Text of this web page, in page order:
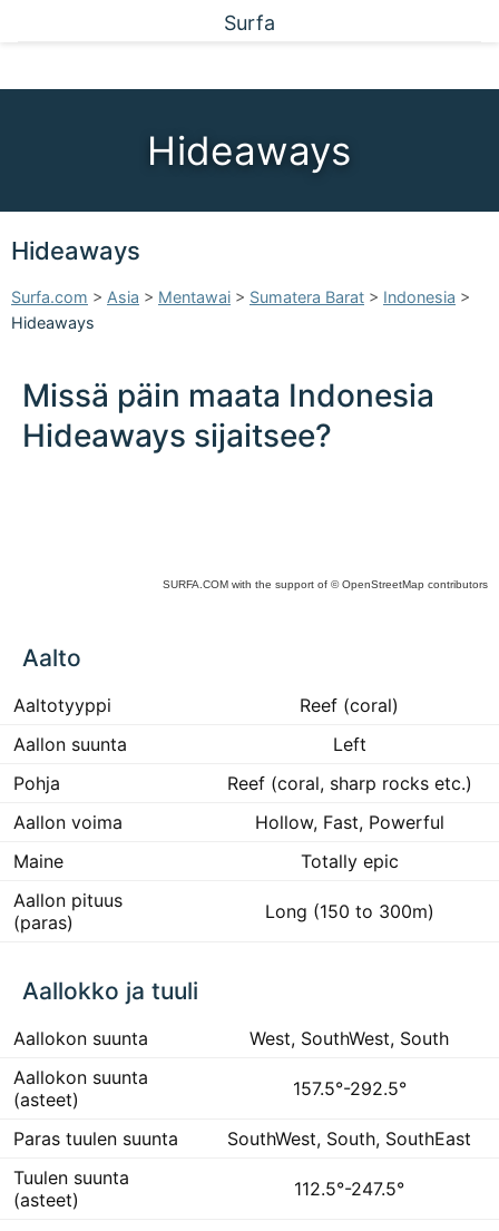
Surfa
Hideaways
Hideaways
Surfa.com > Asia > Mentawai > Sumatera Barat > Indonesia >
Hideaways
Missä päin maata Indonesia
Hideaways sijaitsee?
SURFA.COM with the support of © OpenStreetMap contributors
Aalto
Aaltotyyppi
Reef (coral)
Aallon suunta
Left
Pohja
Reef (coral, sharp rocks etc.)
Aallon voima
Hollow, Fast, Powerful
Maine
Totally epic
Aallon pituus
(paras)
Long (150 to 300m)
Aallokko ja tuuli
Aallokon suunta
West, SouthWest, South
Aallokon suunta
(asteet)
157.5°-292.5°
Paras tuulen suunta
SouthWest, South, SouthEast
Tuulen suunta
(asteet)
112.5°-247.5°